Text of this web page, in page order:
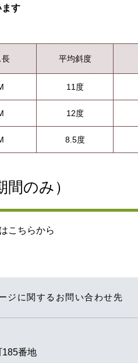
す
長 平均斜度
11度
12度
8.5度
のみ）
こちらから
ジに関するお問い合わせ先
185番地